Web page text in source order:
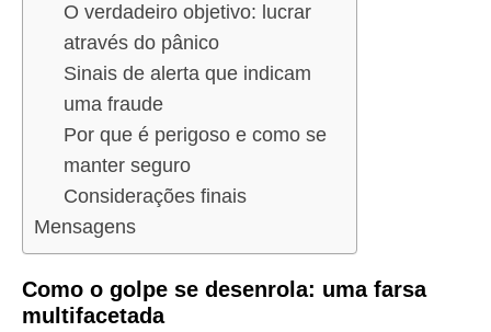
O verdadeiro objetivo: lucrar
através do pânico
Sinais de alerta que indicam
uma fraude
Por que é perigoso e como se
manter seguro
Considerações finais
Mensagens
Como o golpe se desenrola: uma farsa
multifacetada